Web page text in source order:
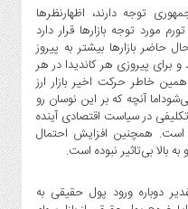
توجه دارند، اظهارنظرها
مورد توجه بازارها قرار دارد
بازارها بیشتر به پیروز
برای پیروزی هر کاندیدا در هر
خاطر حرکت اخیر بازار ارز
آنچه که بر این نوسان رو
در سیاست اقتصادی آینده
است. همچنین افزایش احتمال
بالا بی‌تاثیر نبوده است.
دوباره ورود پول حقیقی به